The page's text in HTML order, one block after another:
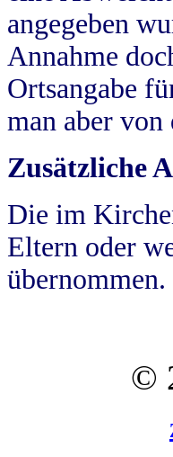
angegeben
Annahme
Ortsangabe
man aber von
Zusätzliche
Die im
Eltern oder
übernommen.
©